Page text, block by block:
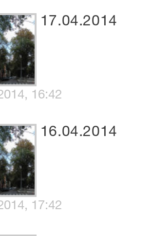
17.04.2014
16:42
16.04.2014
17:42